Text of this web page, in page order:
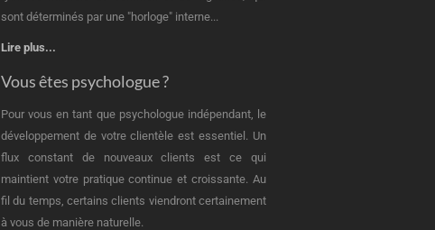
sont déterminés par une "horloge" interne...
Lire plus...
Vous êtes psychologue ?
Pour vous en tant que psychologue indépendant, le
développement de votre clientèle est essentiel. Un
flux constant de nouveaux clients est ce qui
maintient votre pratique continue et croissante. Au
fil du temps, certains clients viendront certainement
à vous de manière naturelle.